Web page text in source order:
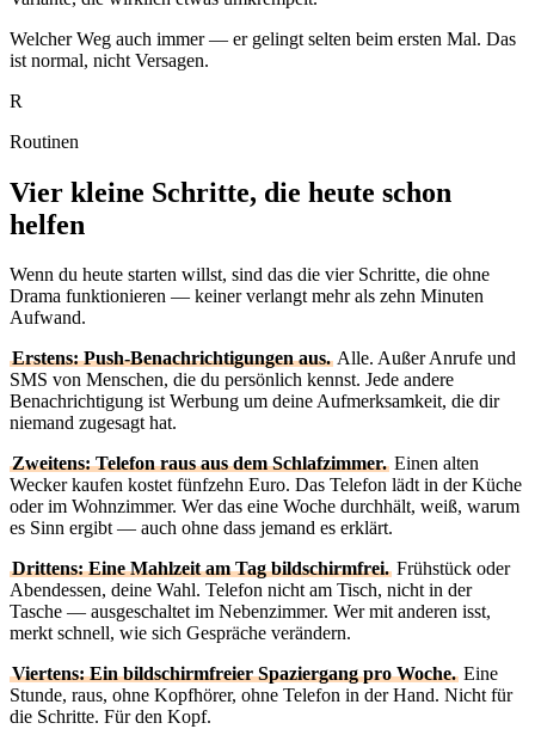
Welcher Weg auch immer — er gelingt selten beim ersten Mal. Das
ist normal, nicht Versagen.
R
Routinen
Vier kleine Schritte, die heute schon
helfen
Wenn du heute starten willst, sind das die vier Schritte, die ohne
Drama funktionieren — keiner verlangt mehr als zehn Minuten
Aufwand.
Erstens: Push-Benachrichtigungen aus.Alle. Außer Anrufe und
SMS von Menschen, die du persönlich kennst. Jede andere
Benachrichtigung ist Werbung um deine Aufmerksamkeit, die dir
niemand zugesagt hat.
Zweitens: Telefon raus aus dem Schlafzimmer.Einen alten
Wecker kaufen kostet fünfzehn Euro. Das Telefon lädt in der Küche
oder im Wohnzimmer. Wer das eine Woche durchhält, weiß, warum
es Sinn ergibt — auch ohne dass jemand es erklärt.
Drittens: Eine Mahlzeit am Tag bildschirmfrei.Frühstück oder
Abendessen, deine Wahl. Telefon nicht am Tisch, nicht in der
Tasche — ausgeschaltet im Nebenzimmer. Wer mit anderen isst,
merkt schnell, wie sich Gespräche verändern.
Viertens: Ein bildschirmfreier Spaziergang pro Woche.Eine
Stunde, raus, ohne Kopfhörer, ohne Telefon in der Hand. Nicht für
die Schritte. Für den Kopf.